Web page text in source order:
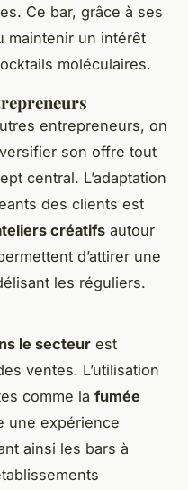
Ce bar, grâce à ses
maintenir un intérêt
moléculaires.
entrepreneurs, on
son offre tout
central. L’adaptation
des clients est
créatifs autour
d’attirer une
les réguliers.
le secteur est
ventes. L’utilisation
comme la fumée
une expérience
ainsi les bars à